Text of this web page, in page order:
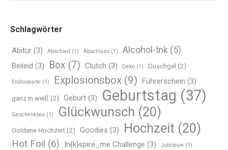
Schlagwörter
Abitur (3) Abschied (1) Abschluss (1) Alcohol-Ink (5)
Beileid (3) Box (7) Clutch (3) Deko (1) Duschgel (2)
Endloskarte (1) Explosionsbox (9) Führerschein (3)
ganz in weiß (2) Geburt (3) Geburtstag (37)
Geschenkbox (1) Glückwunsch (20)
Goldene Hochzeit (2) Goodies (3) Hochzeit (20)
Hot Foil (6) In{k}spire_me Challenge (3) Jubiläum (1)